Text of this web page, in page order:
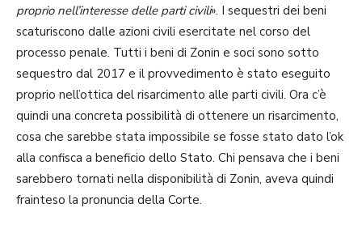
proprio nell’interesse delle parti civili». I sequestri dei beni
scaturiscono dalle azioni civili esercitate nel corso del
processo penale. Tutti i beni di Zonin e soci sono sotto
sequestro dal 2017 e il provvedimento è stato eseguito
proprio nell’ottica del risarcimento alle parti civili. Ora c’è
quindi una concreta possibilità di ottenere un risarcimento,
cosa che sarebbe stata impossibile se fosse stato dato l’ok
alla confisca a beneficio dello Stato. Chi pensava che i beni
sarebbero tornati nella disponibilità di Zonin, aveva quindi
frainteso la pronuncia della Corte.